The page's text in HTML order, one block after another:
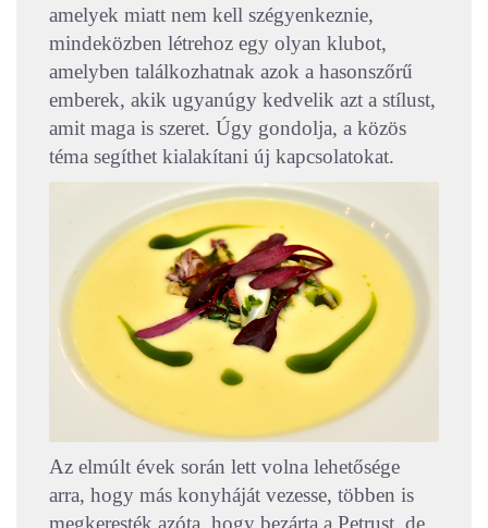
amelyek miatt nem kell szégyenkeznie,
mindeközben létrehoz egy olyan klubot,
amelyben találkozhatnak azok a hasonszőrű
emberek, akik ugyanúgy kedvelik azt a stílust,
amit maga is szeret. Úgy gondolja, a közös
téma segíthet kialakítani új kapcsolatokat.
Az elmúlt évek során lett volna lehetősége
arra, hogy más konyháját vezesse, többen is